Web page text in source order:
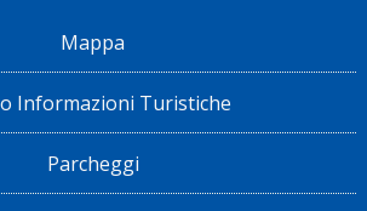
Mappa
Informazioni Turistiche
Parcheggi